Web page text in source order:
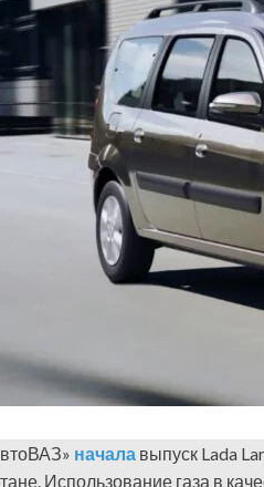
начала выпуск Lada
Использование газа в